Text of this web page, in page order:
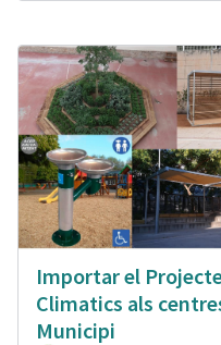
Importar el
Climatics als
Municipi